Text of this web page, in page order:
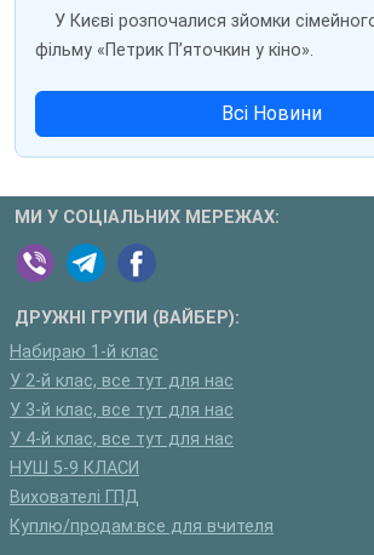
У Києві розпочалися зйомки
фільму «Петрик П’яточкин у кіно».
Всі Новини
МИ У СОЦІАЛЬНИХ МЕРЕЖАХ:
ДРУЖНІ ГРУПИ (ВАЙБЕР):
Набираю 1-й клас
У 2-й клас, все тут для нас
У 3-й клас, все тут для нас
У 4-й клас, все тут для нас
НУШ 5-9 КЛАСИ
Вихователі ГПД
Куплю/продам:все для вчителя